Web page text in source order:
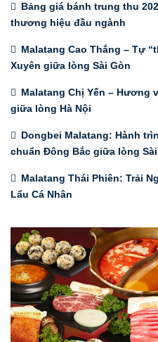
Bảng giá bánh trung thu
thương hiệu đầu ngành
Malatang Cao Thắng – Tự
Xuyên giữa lòng Sài Gòn
Malatang Chị Yến – Hương
giữa lòng Hà Nội
Dongbei Malatang: Hành
chuẩn Đông Bắc giữa lòng
Malatang Thái Phiên: Trải
Lẩu Cá Nhân